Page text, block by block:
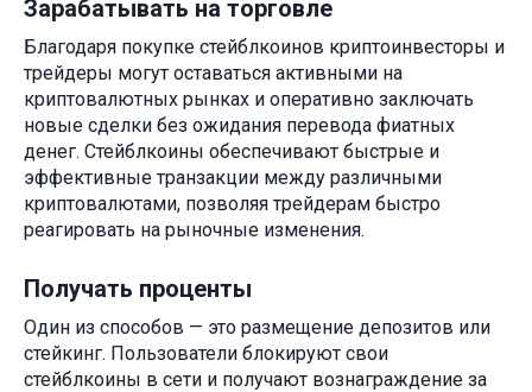
Зарабатывать на торговле
Благодаря покупке стейблкоинов криптоинвесторы и
трейдеры могут оставаться активными на
криптовалютных рынках и оперативно заключать
новые сделки без ожидания перевода фиатных
денег. Стейблкоины обеспечивают быстрые и
эффективные транзакции между различными
криптовалютами, позволяя трейдерам быстро
реагировать на рыночные изменения.
Получать проценты
Один из способов — это размещение депозитов или
стейкинг. Пользователи блокируют свои
стейблкоины в сети и получают вознаграждение за